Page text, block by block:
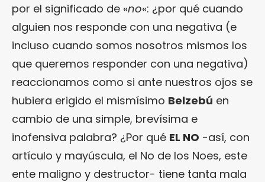
por el significado de «no«: ¿por qué cuando
alguien nos responde con una negativa (e
incluso cuando somos nosotros mismos los
que queremos responder con una negativa)
reaccionamos como si ante nuestros ojos se
hubiera erigido el mismísimo Belzebú en
cambio de una simple, brevísima e
inofensiva palabra? ¿Por qué EL NO -así, con
artículo y mayúscula, el No de los Noes, este
ente maligno y destructor- tiene tanta mala